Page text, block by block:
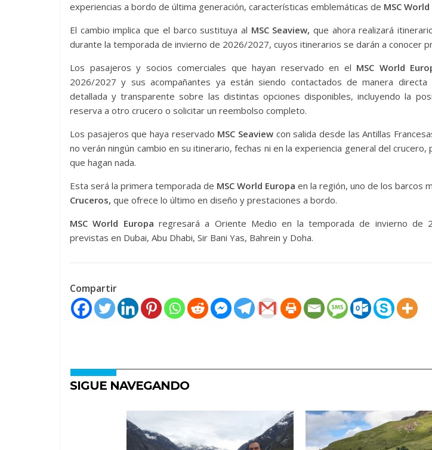
experiencias a bordo de última generación, características emblemáticas de MSC
El cambio implica que el barco sustituya al MSC Seaview, que ahora realizará
durante la temporada de invierno de 2026/2027, cuyos itinerarios se darán a conocer
Los pasajeros y socios comerciales que hayan reservado en el MSC World
2026/2027 y sus acompañantes ya están siendo contactados de manera directa
detallada y transparente sobre las distintas opciones disponibles, incluyendo la
reserva a otro crucero o solicitar un reembolso completo.
Los pasajeros que haya reservado MSC Seaview con salida desde las Antillas
no verán ningún cambio en su itinerario, fechas ni en la experiencia general del
que hagan nada.
Esta será la primera temporada de MSC World Europa en la región, uno de los barcos
Cruceros, que ofrece lo último en diseño y prestaciones a bordo.
MSC World Europa regresará a Oriente Medio en la temporada de invierno de
previstas en Dubai, Abu Dhabi, Sir Bani Yas, Bahrein y Doha.
Compartir
SIGUE NAVEGANDO